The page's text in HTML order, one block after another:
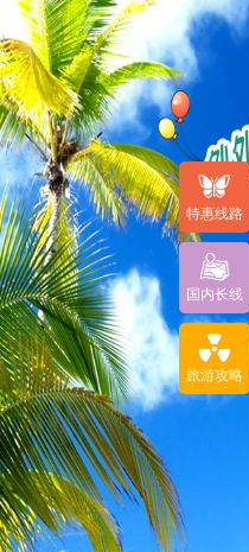
特惠线路
国内长线
旅游攻略